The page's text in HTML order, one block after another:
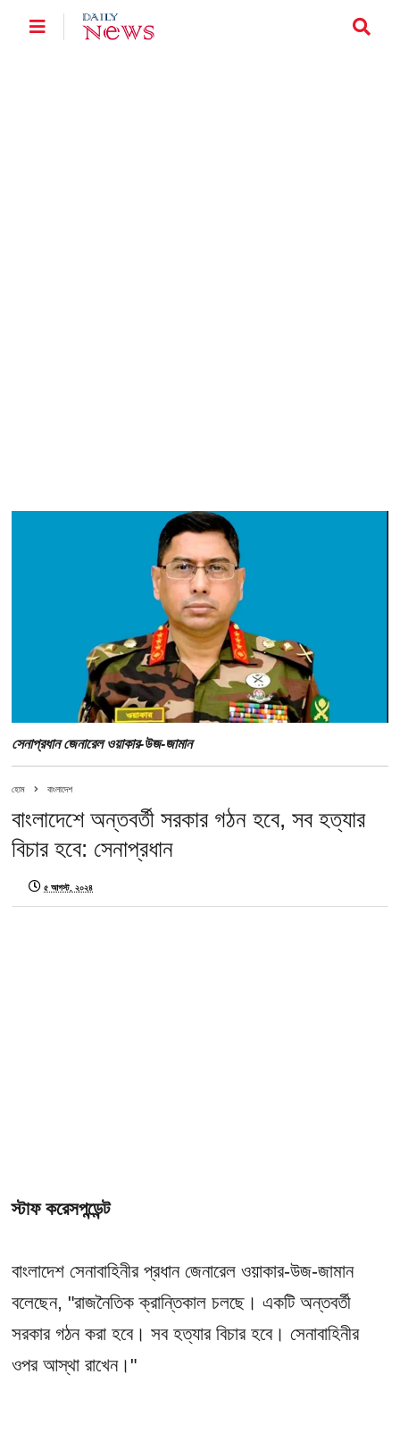
সেনাপ্রধান জেনারেল ওয়াকার-উজ-জামান
হোম বাংলাদেশ
বাংলাদেশে অন্তবর্তী সরকার গঠন হবে, সব হত্যার
বিচার হবে: সেনাপ্রধান
৫ আগস্ট, ২০২৪
স্টাফ করেসপন্ডেন্ট
বাংলাদেশ সেনাবাহিনীর প্রধান জেনারেল ওয়াকার-উজ-জামান
বলেছেন, "রাজনৈতিক ক্রান্তিকাল চলছে। একটি অন্তবর্তী
সরকার গঠন করা হবে। সব হত্যার বিচার হবে। সেনাবাহিনীর
ওপর আস্থা রাখেন।"